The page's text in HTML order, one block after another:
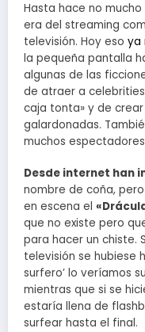
Hasta hace no
era del streaming
televisión. Hoy eso ya
la pequeña pantalla
algunas de las
de atraer a
caja tonta» y de
galardonadas.
muchos
Desde internet han
nombre de coña,
en escena el
que no existe pero
para hacer un chiste.
televisión se hubiese
surfero’ lo veríamos
mientras que si se
estaría llena de
surfear hasta el final.